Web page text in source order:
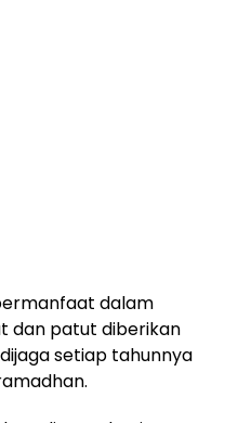
dalam
dan patut diberikan
setiap tahunnya